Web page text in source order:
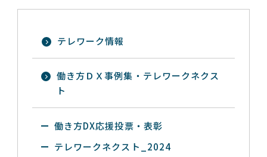
テレワーク情報
働き方ＤＸ事例集・テレワークネクス
ト
働き方DX応援投票・表彰
テレワークネクスト_2024